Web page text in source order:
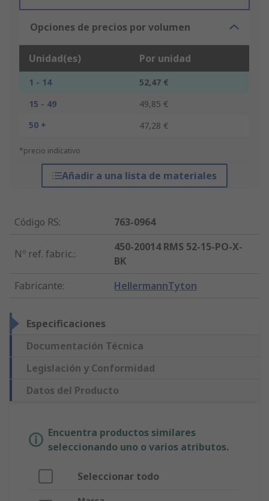
Opciones de precios por volumen
Unidad(es) Por unidad
1 - 14
52,47 €
15 - 49
49,85 €
50 +
47,28 €
*precio indicativo
Añadir a una lista de materiales
Código RS: 763-0964
Nº ref. fabric.:
450-20014 RMS 52-15-PO-X-
BK
Fabricante: HellermannTyton
Especificaciones
Documentación Técnica
Legislación y Conformidad
Datos del Producto
Encuentra productos similares
seleccionando uno o varios atributos.
Seleccionar todo